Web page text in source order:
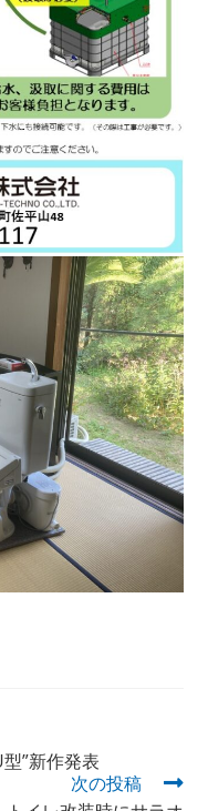
”新作発表
次の投稿